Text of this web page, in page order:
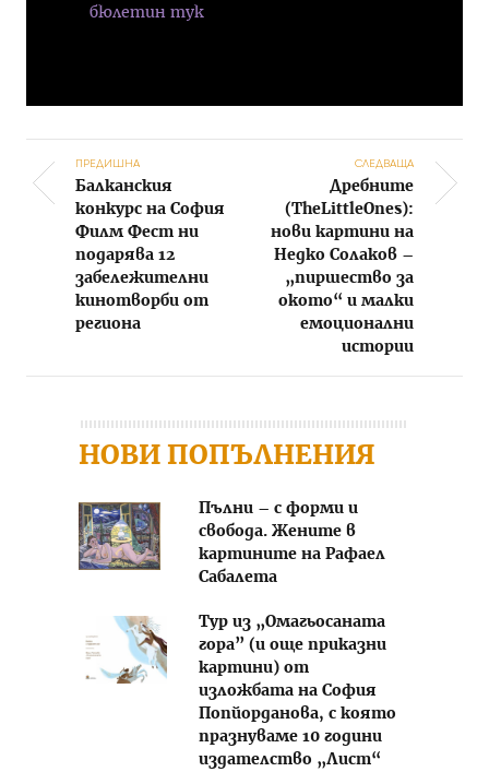
бюлетин тук
Post navigation
ПРЕДИШНА
Балканския
конкурс на София
Филм Фест ни
подарява 12
забележителни
кинотворби от
региона
СЛЕДВАЩА
Дребните
(TheLittleOnes):
нови картини на
Недко Солаков –
„пиршество за
окото“ и малки
емоционални
истории
НОВИ ПОПЪЛНЕНИЯ
Пълни – с форми и
свобода. Жените в
картините на Рафаел
Сабалета
Тур из „Омагьосаната
гора” (и още приказни
картини) от
изложбата на София
Попйорданова, с която
празнуваме 10 години
издателство „Лист“